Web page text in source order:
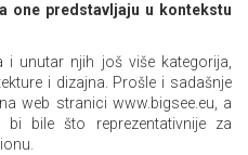
one predstavljaju u kontekstu
unutar njih još više kategorija,
i dizajna. Prošle i sadašnje
web stranici www.bigsee.eu, a
bile što reprezentativnije za